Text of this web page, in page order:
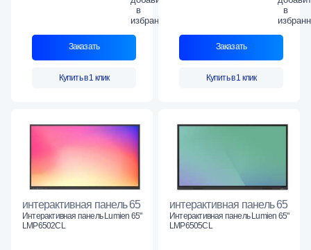
Заказать
Купить в 1 клик
Заказать
Купить в 1 клик
интерактивная панель 65
Интерактивная панель Lumien 65"
LMP6502CL
интерактивная панель 65
Интерактивная панель Lumien 65"
LMP6505СL